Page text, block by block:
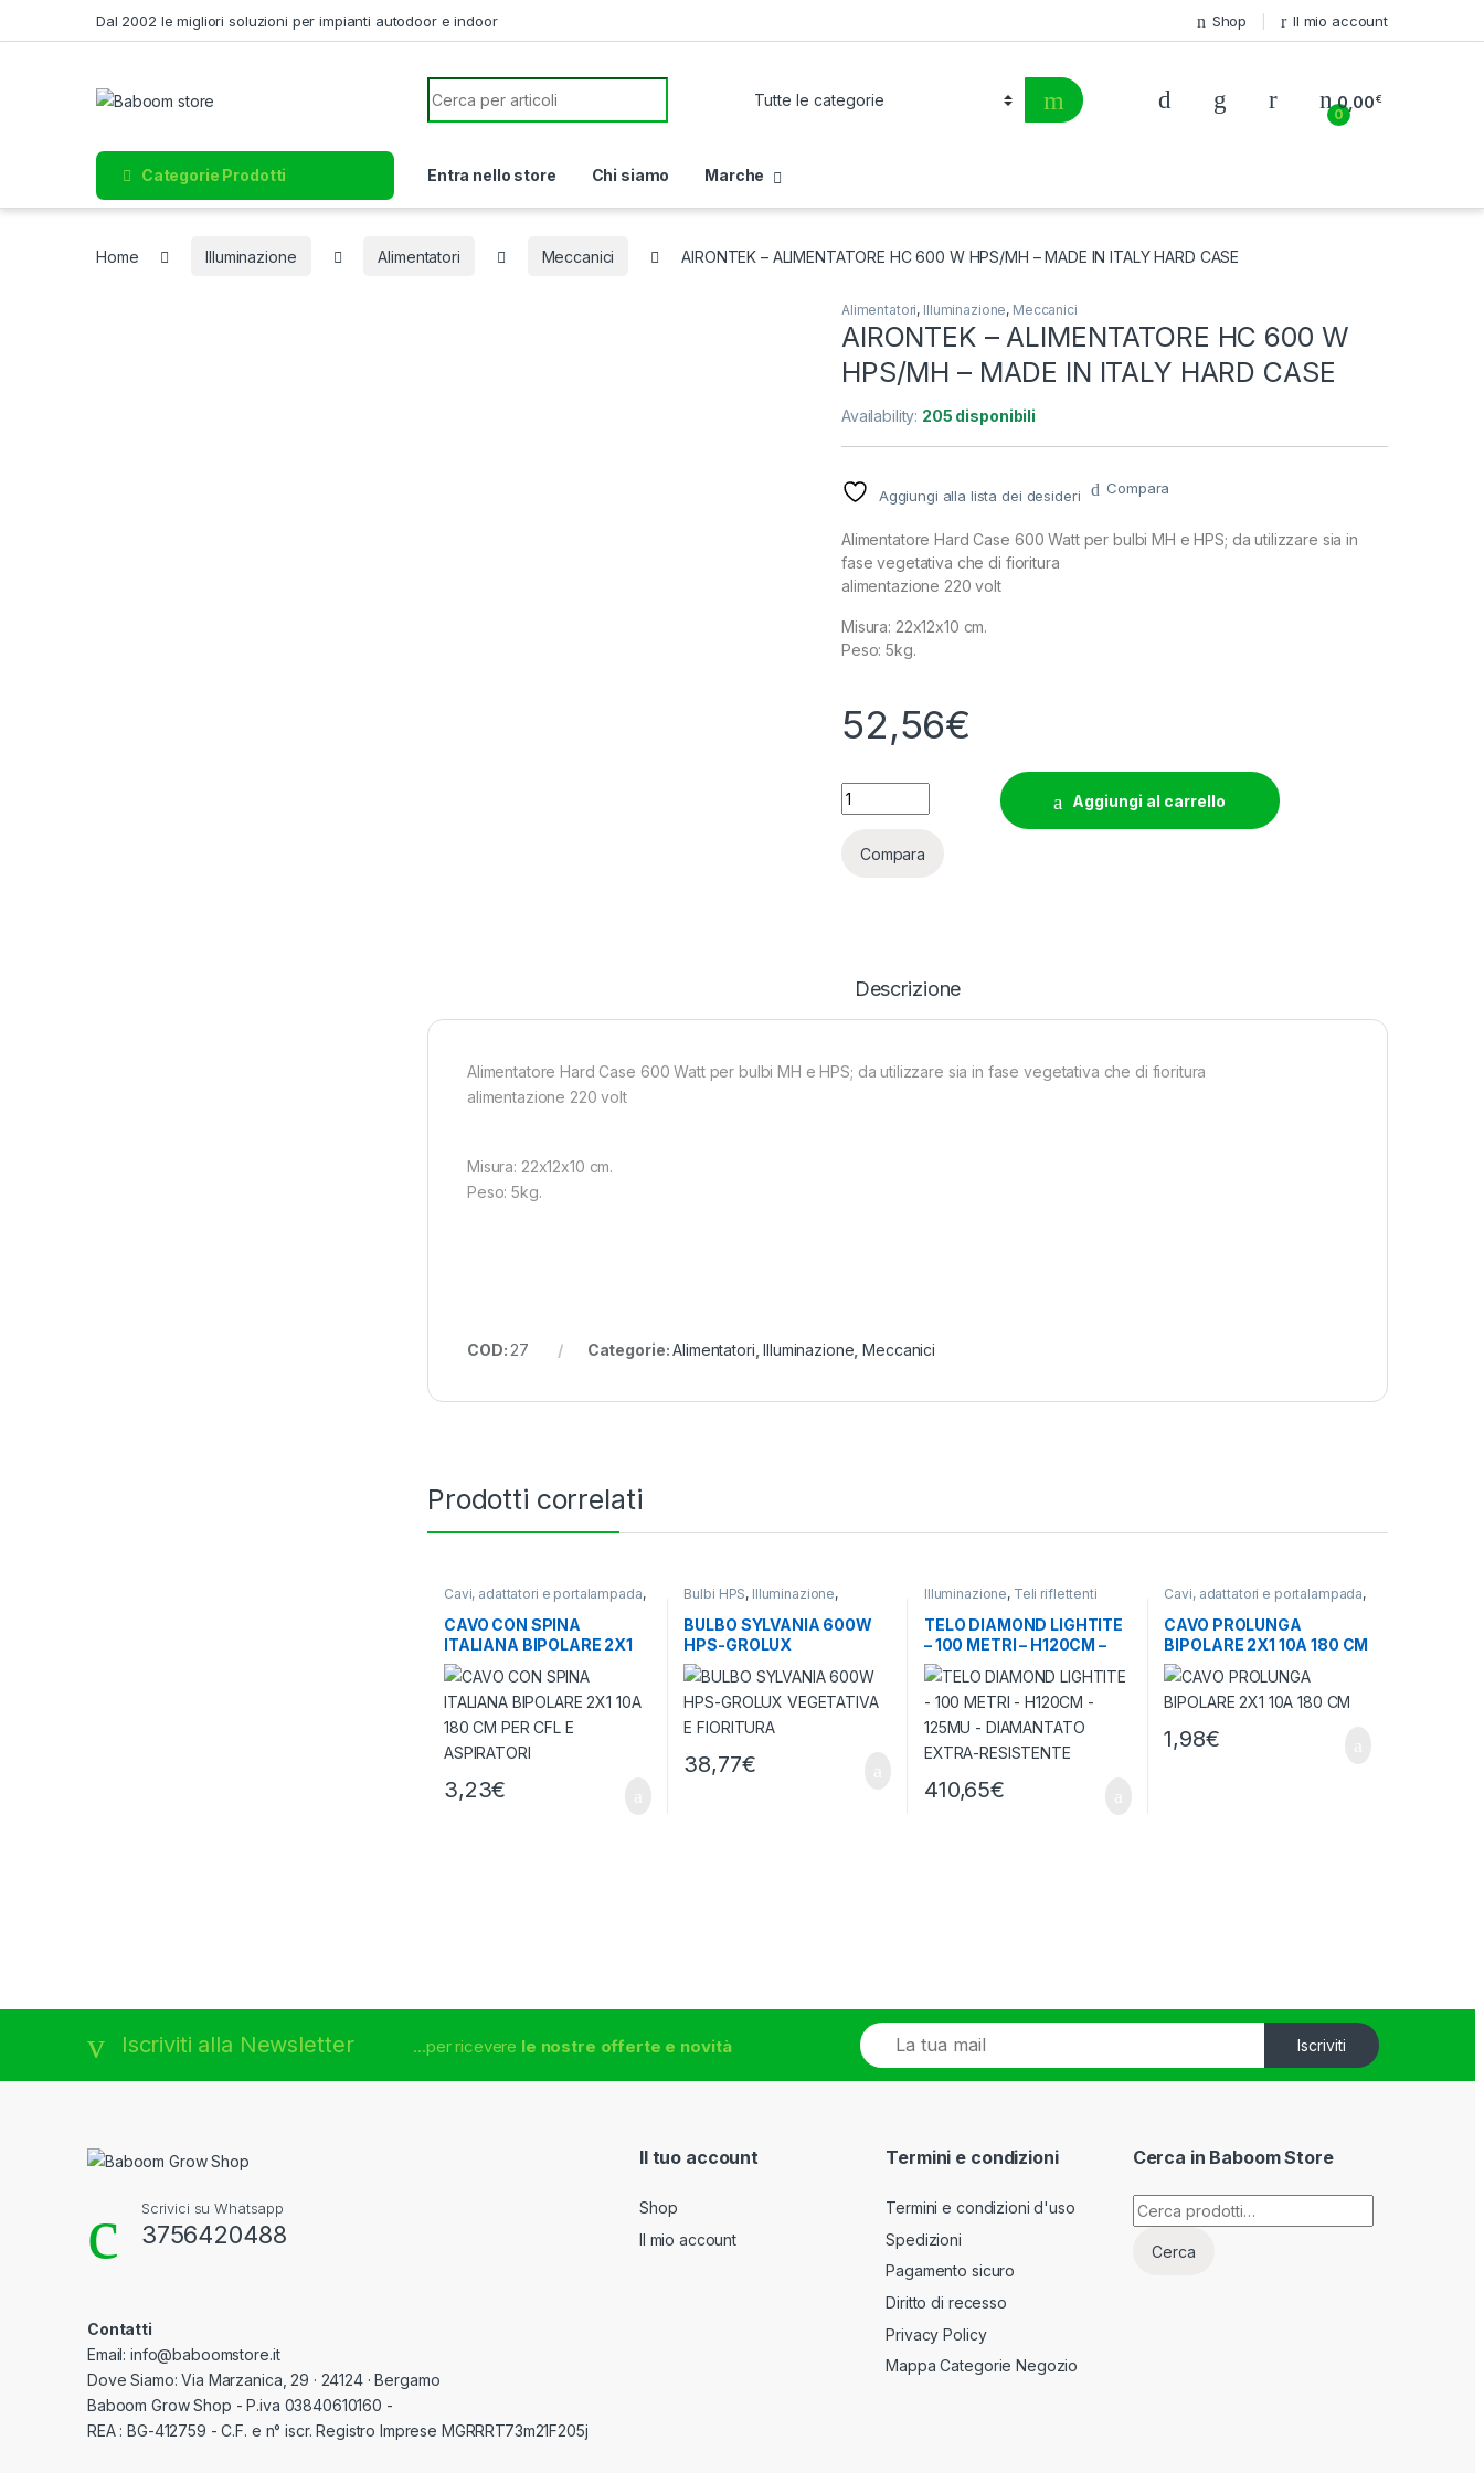
Dal 2002 le migliori soluzioni per impianti autodoor e indoor Shop Il mio account
Search for:
0
0,00€
Categorie Prodotti Entra nello store Chi siamo Marche
Home Illuminazione Alimentatori Meccanici AIRONTEK – ALIMENTATORE HC 600 W HPS/MH – MADE IN ITALY HARD CASE
Alimentatori, Illuminazione, Meccanici
AIRONTEK – ALIMENTATORE HC 600 W
HPS/MH – MADE IN ITALY HARD CASE
Availability: 205 disponibili
Aggiungi alla lista dei desideri Compara
Alimentatore Hard Case 600 Watt per bulbi MH e HPS; da utilizzare sia in
fase vegetativa che di fioritura
alimentazione 220 volt
Misura: 22x12x10 cm.
Peso: 5kg.
52,56€
AIRONTEK - ALIMENTATORE HC 600 W HPS/MH - MADE IN ITALY HARD CASE
Aggiungi al carrello
Compara
Descrizione
Alimentatore Hard Case 600 Watt per bulbi MH e HPS; da utilizzare sia in fase vegetativa che di fioritura
alimentazione 220 volt
Misura: 22x12x10 cm.
Peso: 5kg.
COD: 27 Categorie:Alimentatori ,Illuminazione ,Meccanici
Prodotti correlati
Cavi, adattatori e portalampada,
CAVO CON SPINA
ITALIANA BIPOLARE 2X1
10A 180 CM PER CFL E
ASPIRATORI
3,23€
Bulbi HPS, Illuminazione,
BULBO SYLVANIA 600W
HPS-GROLUX
VEGETATIVA E FIORITURA
38,77€
Illuminazione, Teli riflettenti
TELO DIAMOND LIGHTITE
– 100 METRI – H120CM –
125MU – DIAMANTATO
EXTRA-RESISTENTE
410,65€
Cavi, adattatori e portalampada,
CAVO PROLUNGA
BIPOLARE 2X1 10A 180 CM
1,98€
Iscriviti alla Newsletter ...per ricevere le nostre offerte e novità
E
m
a
Iscriviti
Scrivici su Whatsapp
3756420488
Contatti
Email: info@baboomstore.it
Dove Siamo: Via Marzanica, 29 · 24124 · Bergamo
Baboom Grow Shop - P.iva 03840610160 -
REA : BG-412759 - C.F. e n° iscr. Registro Imprese MGRRRT73m21F205j
Il tuo account
Shop
Il mio account
Termini e condizioni
Termini e condizioni d'uso
Spedizioni
Pagamento sicuro
Diritto di recesso
Privacy Policy
Mappa Categorie Negozio
Cerca in Baboom Store
Cerca:
Cerca